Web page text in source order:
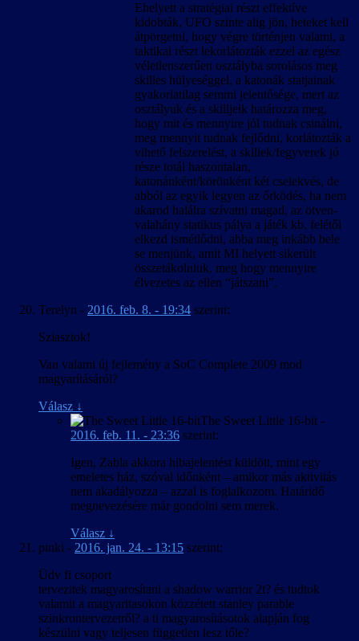
Ehelyett a stratégiai részt effektíve
kidobták, UFO szinte alig jön, heteket kell
átpörgetni, hogy végre történjen valami, a
taktikai részt lekorlátozták ezzel az egész
véletlenszerűen osztályba sorolásos meg
skilles hülyeséggel, a katonák statjainak
gyakorlatilag semmi jelentősége, mert az
osztályuk és a skilljeik határozza meg,
hogy mit és mennyire jól tudnak csinálni,
meg mennyit tudnak fejlődni, korlátozták a
vihető felszerelést, a skillek/fegyverek jó
része totál haszontalan,
katonánként/körönként két cselekvés, de
abból az egyik legyen az őrködés, ha nem
akarod halálra szívatni magad, az ötven-
valahány statikus pálya a játék kb. felétől
elkezd ismétlődni, abba meg inkább bele
se menjünk, amit MI helyett sikerült
összetákolniuk, meg hogy mennyire
élvezetes az ellen “játszani”.
Terelyn - 2016. feb. 8. - 19:34 szerint:
Sziasztok!
Van valami új fejlemény a SoC Complete 2009 mod
magyarításáról?
Válasz ↓
The Sweet Little 16-bit -
2016. feb. 11. - 23:36 szerint:
Igen, Zabla akkora hibajelentést küldött, mint egy
emeletes ház, szóval időnként – amikor más aktivitás
nem akadályozza – azzal is foglalkozom. Határidő
megnevezésére már gondolni sem merek.
Válasz ↓
pinki - 2016. jan. 24. - 13:15 szerint:
Üdv fi csoport
tervezitek magyarosítani a shadow warrior 2t? és tudtok
valamit a magyaritasokon közzétett stanley parable
szinkrontervezetről? a ti magyarosításotok alapján fog
készülni vagy teljesen független lesz tőle?